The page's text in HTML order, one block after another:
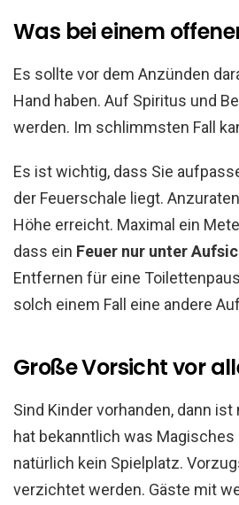
Was bei einem
Es sollte vor dem Anzünden
Hand haben. Auf Spiritus und
werden. Im schlimmsten Fall
Es ist wichtig, dass Sie
der Feuerschale liegt.
Höhe erreicht. Maximal ein
dass ein Feuer nur unter
Entfernen für eine
solch einem Fall eine andere
Große Vorsicht vor
Sind Kinder vorhanden, dann
hat bekanntlich was
natürlich kein Spielplatz.
verzichtet werden. Gäste mit